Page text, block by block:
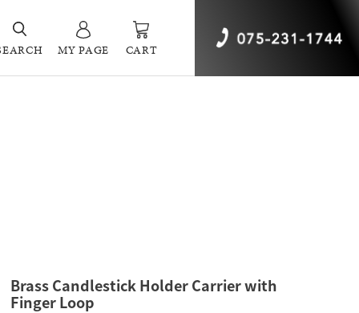
MY PAGE CART
Brass Candlestick Holder Carrier with
Finger Loop